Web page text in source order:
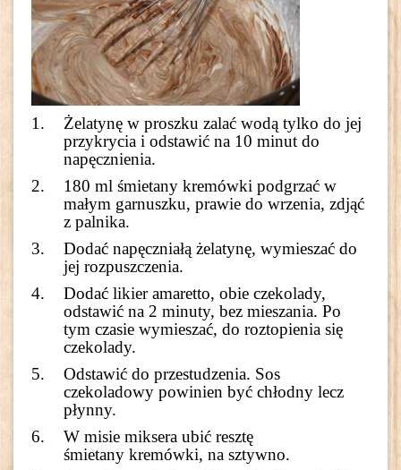
Żelatynę w proszku zalać wodą tylko do jej
przykrycia i odstawić na 10 minut do
napęcznienia.
180 ml śmietany kremówki podgrzać w
małym garnuszku, prawie do wrzenia, zdjąć
z palnika.
Dodać napęczniałą żelatynę, wymieszać do
jej rozpuszczenia.
Dodać likier amaretto, obie czekolady,
odstawić na 2 minuty, bez mieszania. Po
tym czasie wymieszać, do roztopienia się
czekolady.
Odstawić do przestudzenia. Sos
czekoladowy powinien być chłodny lecz
płynny.
W misie miksera ubić resztę
śmietany kremówki, na sztywno.